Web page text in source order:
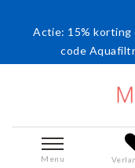
Actie: 15% korting
code
Menu